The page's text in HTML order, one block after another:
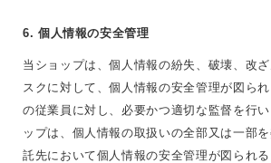
6. 個人情報の安全管理
当ショップは、個人情報の紛失、破壊、改
スクに対して、個人情報の安全管理が図ら
の従業員に対し、必要かつ適切な監督を行
ップは、個人情報の取扱いの全部又は一部
託先において個人情報の安全管理が図られ